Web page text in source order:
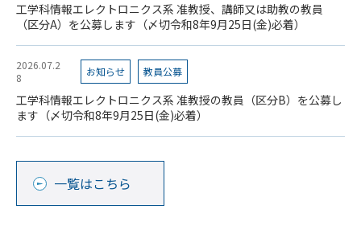
工学科情報エレクトロニクス系 准教授、講師又は助教の教員
（区分A）を公募します（〆切令和8年9月25日(金)必着）
2026.07.2
8
お知らせ 教員公募
工学科情報エレクトロニクス系 准教授の教員（区分B）を公募し
ます（〆切令和8年9月25日(金)必着）
一覧はこちら